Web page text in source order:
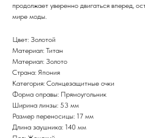
продолжает уверенно двигаться вперед,
мире моды.
Цвет: Золотой
Материал: Титан
Материал: Золото
Страна: Япония
Категория: Солнцезащитные очки
Форма оправы: Прямоугольник
Ширина линзы: 53 мм
Размер переносицы: 17 мм
Длина заушника: 140 мм